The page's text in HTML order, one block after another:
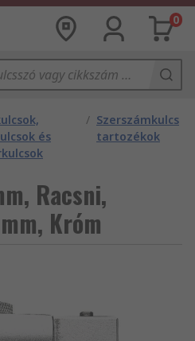
0
és
/ Szerszámkulcs
tartozékok
Racsni,
Króm